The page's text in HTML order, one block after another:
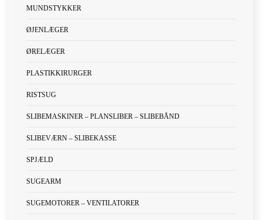
MUNDSTYKKER
ØJENLÆGER
ØRELÆGER
PLASTIKKIRURGER
RISTSUG
SLIBEMASKINER – PLANSLIBER – SLIBEBÅND
SLIBEVÆRN – SLIBEKASSE
SPJÆLD
SUGEARM
SUGEMOTORER – VENTILATORER